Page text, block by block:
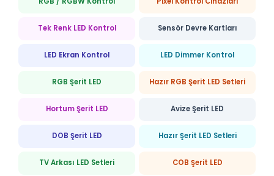
Tek Renk LED Kontrol Sensör Devre Kartları
LED Ekran Kontrol LED Dimmer Kontrol
RGB Şerit LED Hazır RGB Şerit LED Setleri
Hortum Şerit LED Avize Şerit LED
DOB Şerit LED Hazır Şerit LED Setleri
TV Arkası LED Setleri COB Şerit LED